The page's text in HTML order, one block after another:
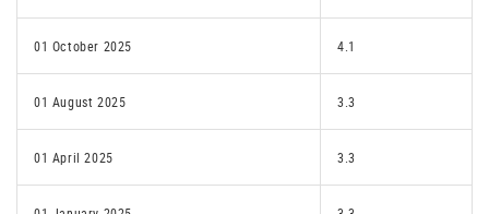
01 October 2025 4.1
01 August 2025 3.3
01 April 2025 3.3